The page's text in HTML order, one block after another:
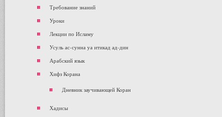
Требование знаний
Уроки
Лекции по Исламу
Усуль ас-сунна уа итикад ад-дин
Арабский язык
Хифз Корана
Дневник заучивающей Коран
Хадисы